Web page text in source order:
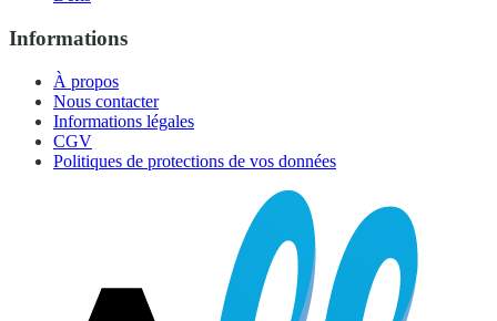
Informations
À propos
Nous contacter
Informations légales
CGV
Politiques de protections de vos données